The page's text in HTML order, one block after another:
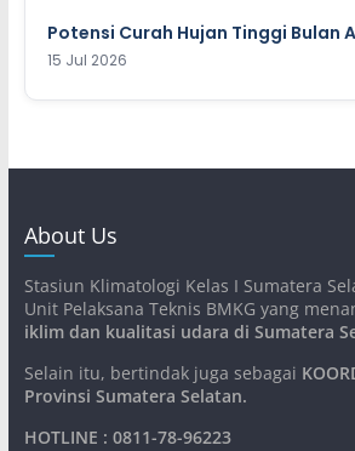
Potensi Curah Hujan Tinggi Bulan
15 Jul 2026
About Us
Stasiun Klimatologi Kelas I Sumatera
Unit Pelaksana Teknis BMKG yang
iklim dan kualitasi udara di Sumatera
Selain itu, bertindak juga sebagai
Provinsi Sumatera Selatan.
HOTLINE : 0811-78-96223